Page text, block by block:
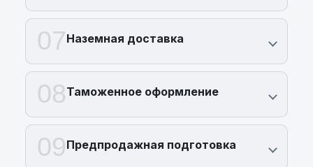
07Наземная доставка
08Таможенное оформление
09Предпродажная подготовка